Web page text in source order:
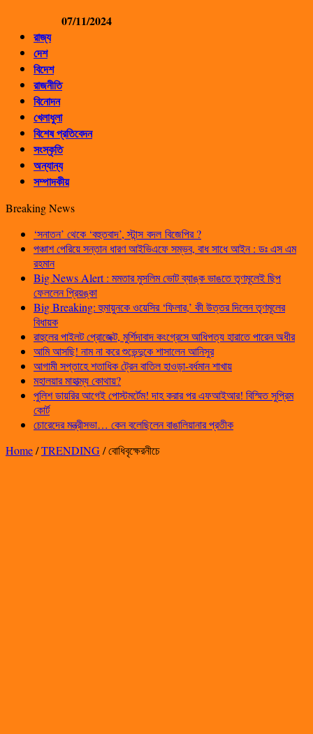
07/11/2024
রাজ্য
দেশ
বিদেশ
রাজনীতি
বিনোদন
খেলাধুলা
বিশেষ প্রতিবেদন
সংস্কৃতি
অন্যান্য
সম্পাদকীয়
Breaking News
‘সনাতন’ থেকে ‘বহুতবাদ’, স্টান্স বদল বিজেপির ?
পঞ্চাশ পেরিয়ে সন্তান ধারণ আইভিএফে সম্ভব, বাধ সাধে আইন : ডঃ এস এম
রহমান
Big News Alert : মমতার মুসলিম ভোট ব্যাঙ্ক ভাঙতে তৃণমূলেই ছিপ
ফেললেন প্রিয়ঙ্কা
Big Breaking: হুমায়ুনকে ওয়েসির ‘ফিলার,’ কী উত্তর দিলেন তৃণমূলের
বিধায়ক
রাহুলের পাইলট প্রোজেক্ট, মুর্শিদাবাদ কংগ্রেসে আধিপত্য হারাতে পারেন অধীর
আমি আসছি! নাম না করে শুভেন্দুকে শাসালেন আনিসুর
আগামী সপ্তাহে শতাধিক ট্রেন বাতিল হাওড়া-বর্ধমান শাখায়
মহালয়ার মাহাত্ম্য কোথায়?
পুলিশ ডায়রির আগেই পোস্টমর্টেম! দাহ করার পর এফআইআর! বিস্মিত সুপ্রিম
কোর্ট
চোরেদের মন্ত্রীসভা… কেন বলেছিলেন বাঙালিয়ানার প্রতীক
Home/TRENDING/বোধিবৃক্ষেরনীচে